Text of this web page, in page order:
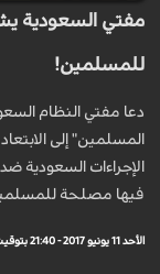
مفتي السعودية
للمسلمين!
دعا مفتي النظام
المسلمين" إلى
الإجراءات السعودية
فيها مصلحة
الأحد 11 يونيو 2017 - 21:40 بتوقيت مكة